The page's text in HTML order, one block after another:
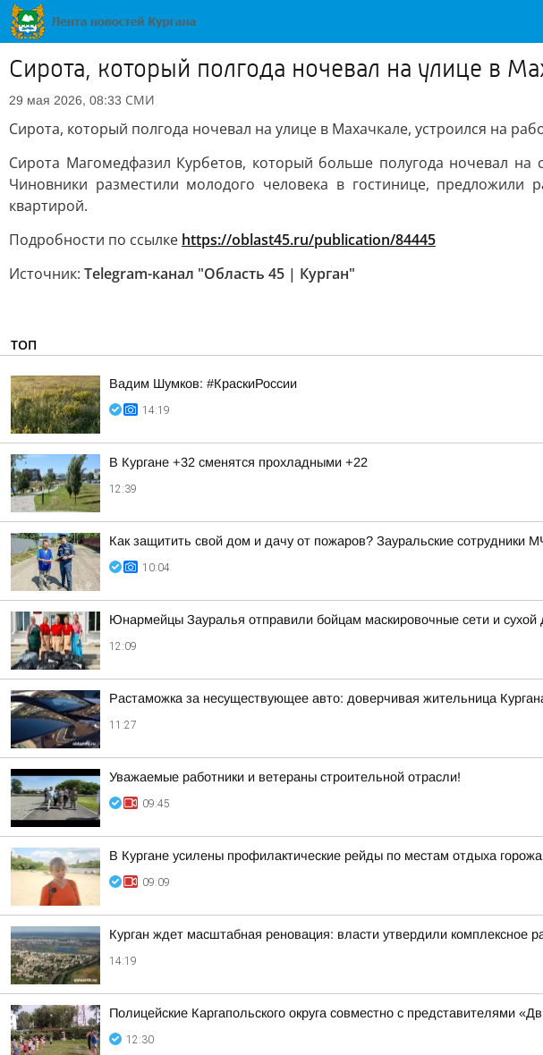
Сирота, который полгода ночевал на улице в
29 мая 2026, 08:33 СМИ
Сирота, который полгода ночевал на улице в Махачкале, устроился на
Сирота Магомедфазил Курбетов, который больше полугода ночевал
Чиновники разместили молодого человека в гостинице,
квартирой.
Подробности по ссылке https://oblast45.ru/publication/84445
Источник: Telegram-канал "Область 45 | Курган"
ТОП
Вадим Шумков: #КраскиРоссии
14:19
В Кургане +32 сменятся прохладными +22
12:39
Как защитить свой дом и дачу от пожаров? Зауральские
10:04
Юнармейцы Зауралья отправили бойцам маскировочные сети и сухой
12:09
Растаможка за несуществующее авто: доверчивая жительница
11:27
Уважаемые работники и ветераны строительной отрасли!
09:45
В Кургане усилены профилактические рейды по местам отдыха
09:09
Курган ждет масштабная реновация: власти утвердили комплексное
14:19
Полицейские Каргапольского округа совместно с представителями
12:30